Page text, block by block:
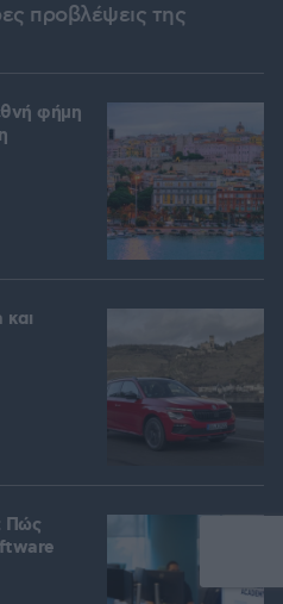
προβλέψεις της
φήμη
και
Πώς